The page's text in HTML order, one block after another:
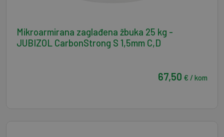
Mikroarmirana zaglađena žbuka 25 kg -
JUBIZOL CarbonStrong S 1,5mm C,D
67,50 € / kom